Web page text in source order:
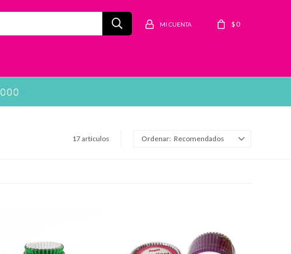
$ 0
17 artículos Recomendados